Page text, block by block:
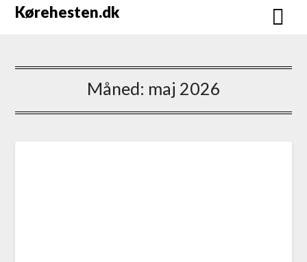
SkipKørehesten.dk
Måned: maj 2026